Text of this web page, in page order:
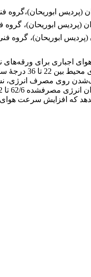
ابوریحان)،‌گروه
(پردیس ابوریحان)، گروه
ابوریحان)، گروه
خشک‌شدن روی مصرف
32 الی 80 به‌دست آمد.